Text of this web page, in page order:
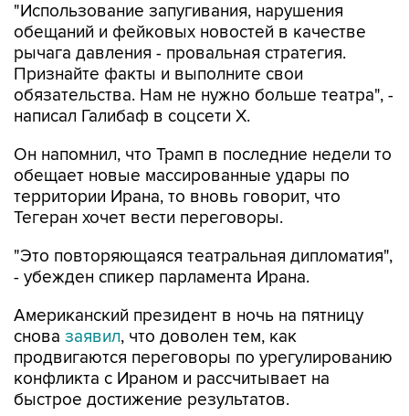
"Использование запугивания, нарушения
обещаний и фейковых новостей в качестве
рычага давления - провальная стратегия.
Признайте факты и выполните свои
обязательства. Нам не нужно больше театра", -
написал Галибаф в соцсети X.
Он напомнил, что Трамп в последние недели то
обещает новые массированные удары по
территории Ирана, то вновь говорит, что
Тегеран хочет вести переговоры.
"Это повторяющаяся театральная дипломатия",
- убежден спикер парламента Ирана.
Американский президент в ночь на пятницу
снова заявил, что доволен тем, как
продвигаются переговоры по урегулированию
конфликта с Ираном и рассчитывает на
быстрое достижение результатов.